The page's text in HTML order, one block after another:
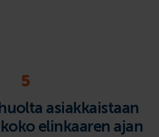
5
asiakkaistaan
elinkaaren ajan